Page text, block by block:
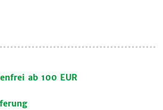
ab 100 EUR